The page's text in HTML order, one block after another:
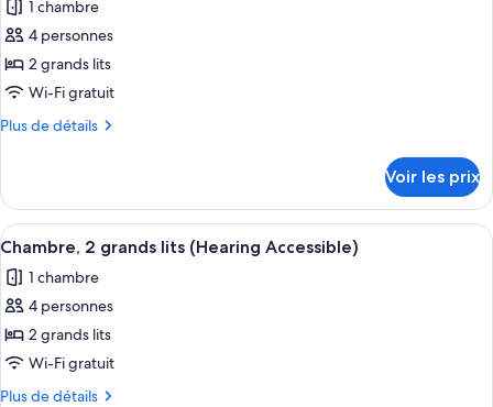
grands
lits
photos
pour
ce
type
chambre :
grands
lits,
vue
montagne
1 chambre
4 personnes
2 grands lits
Wi-Fi gratuit
Plus de détails
Plus
le
type
de
Chambre,
2
lits,
vue
Voir les prix
Afficher
toutes
les
photos
pour
ce
type
Literie de qualité supérieure, couette
7
Chambre, 2 grands lits (Hearing Accessible)
1 chambre
4 personnes
2 grands lits
Wi-Fi gratuit
Plus de détails
Plus